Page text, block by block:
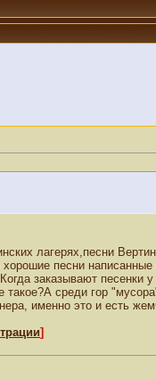
лагерях,песни
песни
заказывают песенки
такое?А среди гор
именно это и есть
]